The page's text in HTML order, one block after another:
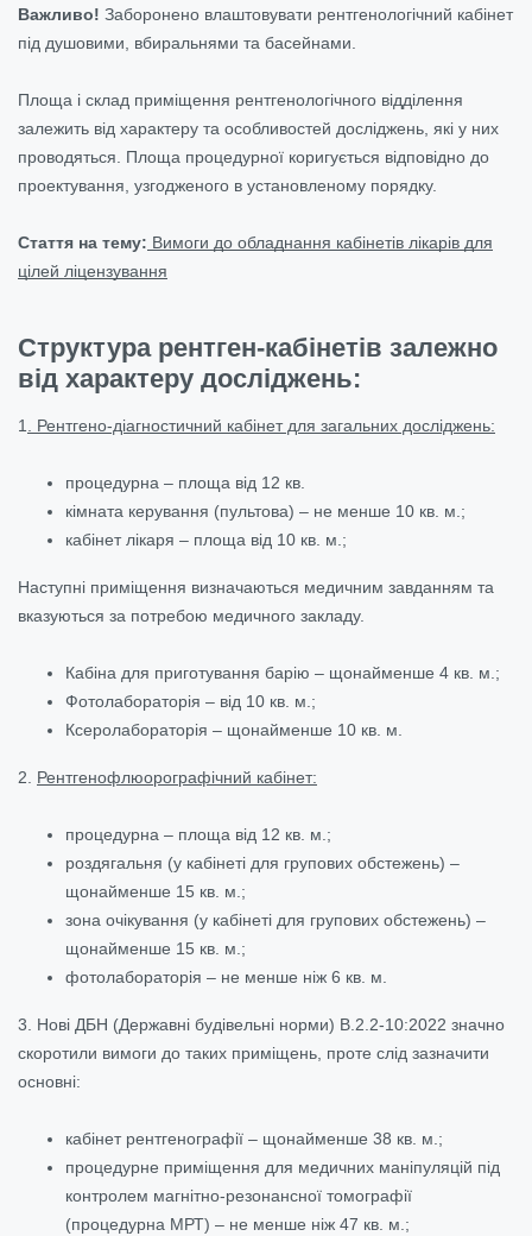
Важливо! Заборонено влаштовувати рентгенологічний кабінет
під душовими, вбиральнями та басейнами.
Площа і склад приміщення рентгенологічного відділення
залежить від характеру та особливостей досліджень, які у них
проводяться. Площа процедурної коригується відповідно до
проектування, узгодженого в установленому порядку.
Стаття на тему: Вимоги до обладнання кабінетів лікарів для
цілей ліцензування
Структура рентген-кабінетів залежно
від характеру досліджень:
1 . Рентгено-діагностичний кабінет для загальних досліджень:
процедурна – площа від 12 кв.
кімната керування (пультова) – не менше 10 кв. м.;
кабінет лікаря – площа від 10 кв. м.;
Наступні приміщення визначаються медичним завданням та
вказуються за потребою медичного закладу.
Кабіна для приготування барію – щонайменше 4 кв. м.;
Фотолабораторія – від 10 кв. м.;
Ксеролабораторія – щонайменше 10 кв. м.
2. Рентгенофлюорографічний кабінет:
процедурна – площа від 12 кв. м.;
роздягальня (у кабінеті для групових обстежень) –
щонайменше 15 кв. м.;
зона очікування (у кабінеті для групових обстежень) –
щонайменше 15 кв. м.;
фотолабораторія – не менше ніж 6 кв. м.
3. Нові ДБН (Державні будівельні норми) В.2.2-10:2022 значно
скоротили вимоги до таких приміщень, проте слід зазначити
основні:
кабінет рентгенографії – щонайменше 38 кв. м.;
процедурне приміщення для медичних маніпуляцій під
контролем магнітно-резонансної томографії
(процедурна МРТ) – не менше ніж 47 кв. м.;